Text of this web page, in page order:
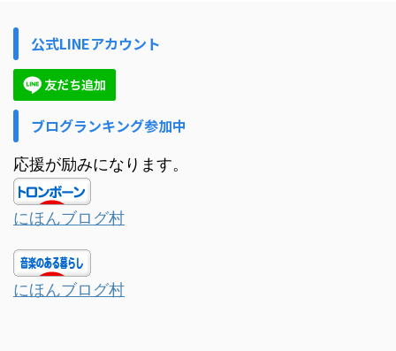
公式LINEアカウント
ブログランキング参加中
応援が励みになります。
にほんブログ村
にほんブログ村